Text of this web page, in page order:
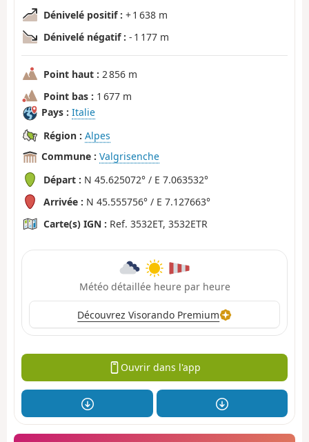
Dénivelé positif : + 1 638 m
Dénivelé négatif : - 1 177 m
Point haut : 2 856 m
Point bas : 1 677 m
Pays : Italie
Région : Alpes
Commune : Valgrisenche
Départ : N 45.625072° / E 7.063532°
Arrivée : N 45.555756° / E 7.127663°
Carte(s) IGN : Ref. 3532ET, 3532ETR
Météo détaillée heure par heure
Découvrez Visorando Premium
Ouvrir dans l'app